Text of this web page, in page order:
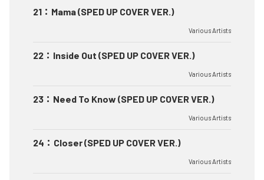
21 ： Mama (SPED UP COVER VER.)
Various Artists
22 ： Inside Out (SPED UP COVER VER.)
Various Artists
23 ： Need To Know (SPED UP COVER VER.)
Various Artists
24 ： Closer (SPED UP COVER VER.)
Various Artists